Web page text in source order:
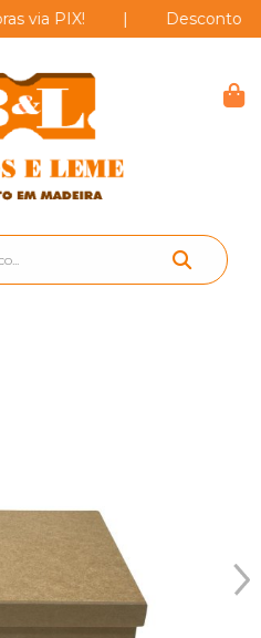
PIX! Desconto de